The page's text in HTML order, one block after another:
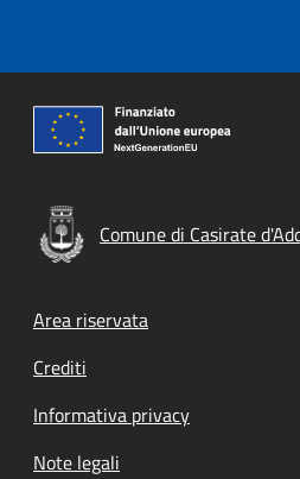
Comune di Casirate
Footer menu
Area riservata
Crediti
Informativa privacy
Note legali